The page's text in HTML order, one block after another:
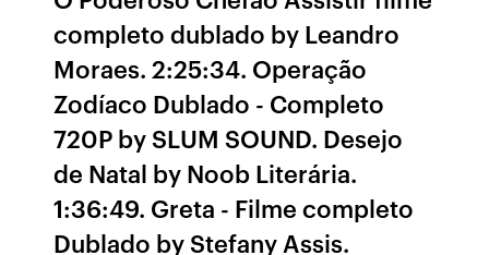
completo dublado by Leandro
Moraes. 2:25:34. Operação
Zodíaco Dublado - Completo
720P by SLUM SOUND. Desejo
de Natal by Noob Literária.
1:36:49. Greta - Filme completo
Dublado by Stefany Assis.